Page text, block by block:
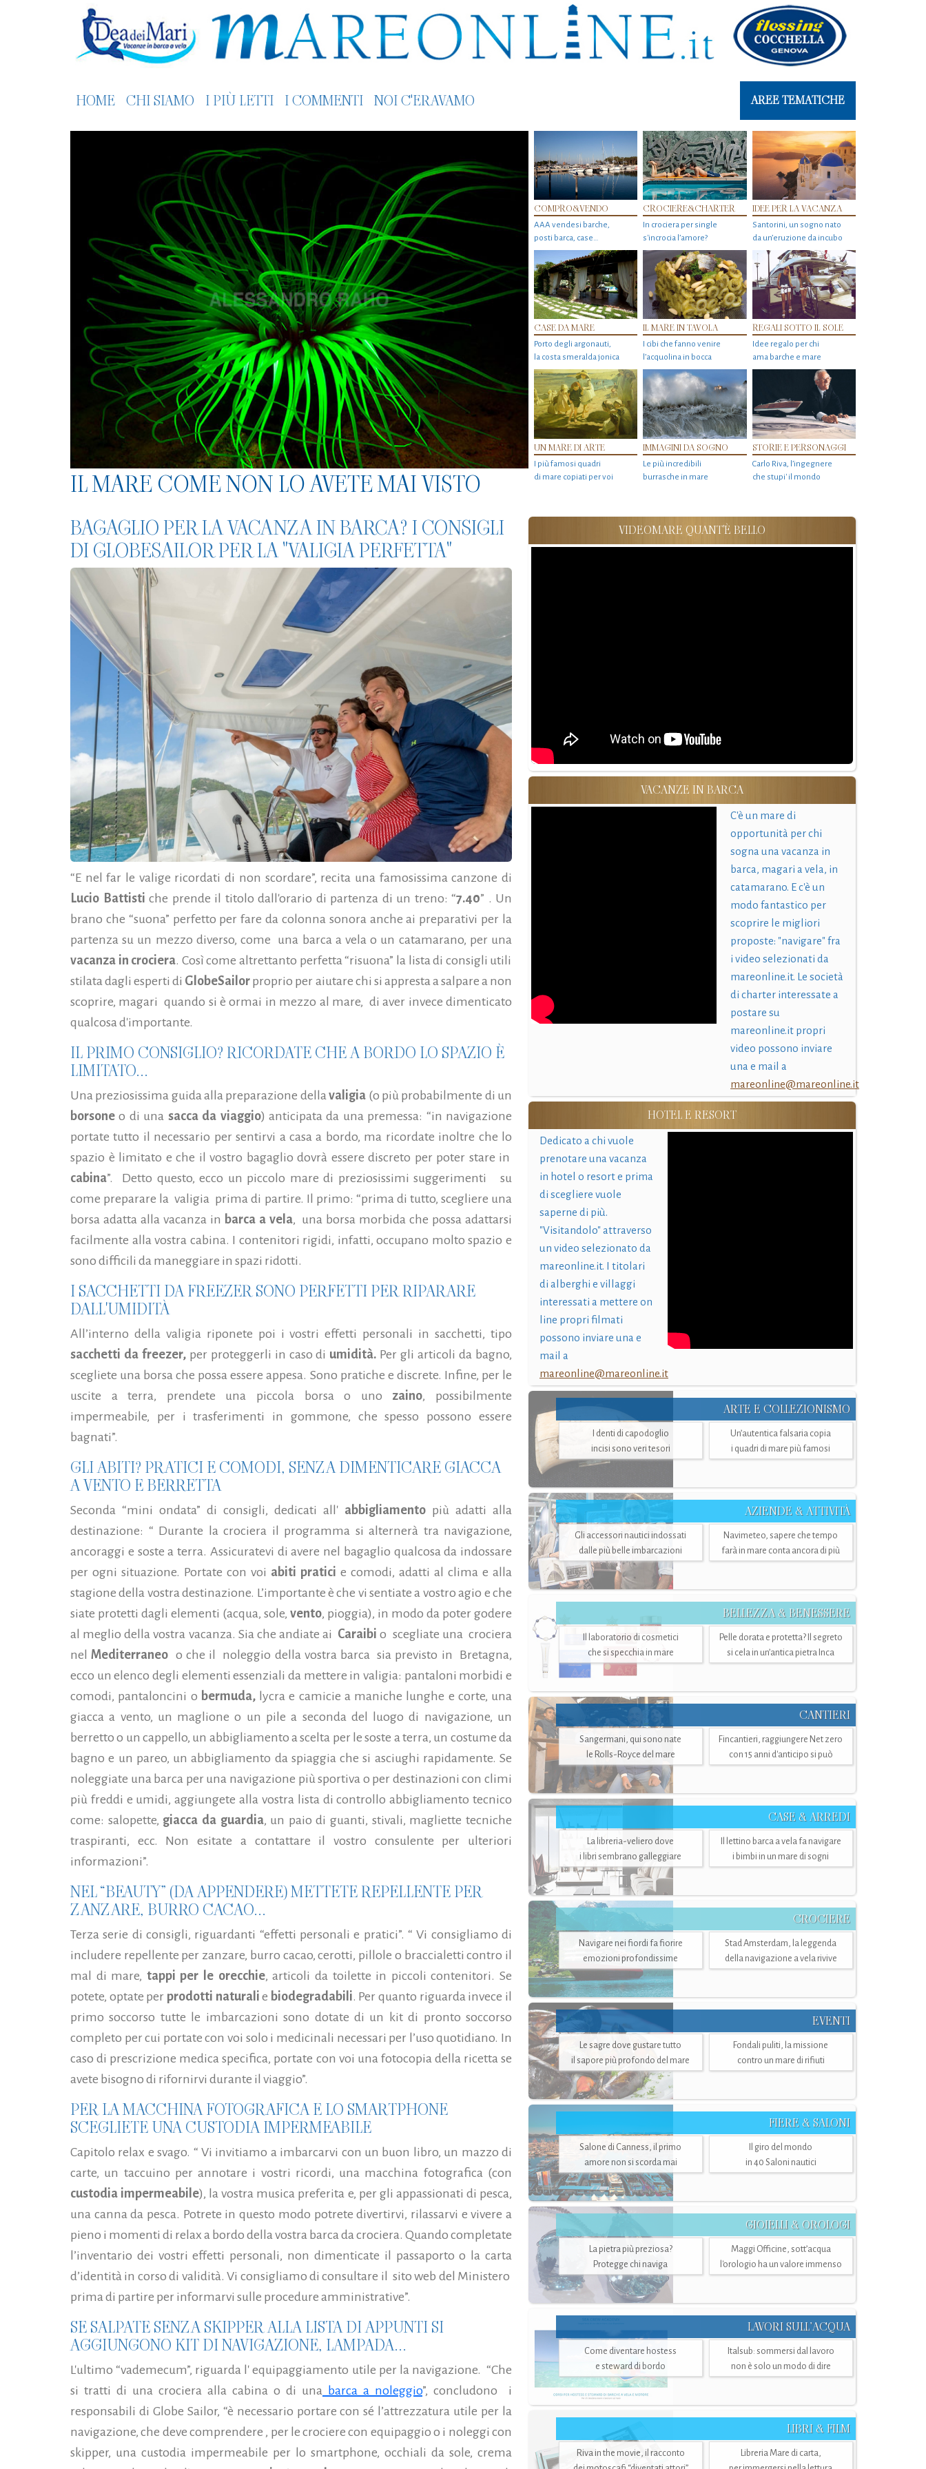
HOME CHI SIAMO I PIÙ LETTI I COMMENTI NOI C'ERAVAMO AREE TEMATICHE
IL MARE COME NON LO AVETE MAI VISTO
COMPRO&VENDO
AAA vendesi barche,
posti barca, case…
CROCIERE&CHARTER
In crociera per single
s'incrocia l’amore?
IDEE PER LA VACANZA
Santorini, un sogno nato
da un’eruzione da incubo
CASE DA MARE
Porto degli argonauti,
la costa smeralda jonica
IL MARE IN TAVOLA
I cibi che fanno venire
l’acquolina in bocca
REGALI SOTTO IL SOLE
Idee regalo per chi
ama barche e mare
UN MARE DI ARTE
I più famosi quadri
di mare copiati per voi
IMMAGINI DA SOGNO
Le più incredibili
burrasche in mare
STORIE E PERSONAGGI
Carlo Riva, l’ingegnere
che stupi' il mondo
BAGAGLIO PER LA VACANZA IN BARCA? I CONSIGLI
DI GLOBESAILOR PER LA "VALIGIA PERFETTA"
“E nel far le valige ricordati di non scordare”, recita una famosissima canzone di
Lucio Battisti che prende il titolo dall'orario di partenza di un treno: “7.40” . Un
brano che “suona” perfetto per fare da colonna sonora anche ai preparativi per la
partenza su un mezzo diverso, come una barca a vela o un catamarano, per una
vacanza in crociera. Così come altrettanto perfetta “risuona” la lista di consigli utili
stilata dagli esperti di GlobeSailor proprio per aiutare chi si appresta a salpare a non
scoprire, magari quando si è ormai in mezzo al mare, di aver invece dimenticato
qualcosa d'importante.
IL PRIMO CONSIGLIO? RICORDATE CHE A BORDO LO SPAZIO È
LIMITATO...
Una preziosissima guida alla preparazione dellavaligia (o più probabilmente di un
borsone o di una sacca da viaggio) anticipata da una premessa: “in navigazione
portate tutto il necessario per sentirvi a casa a bordo, ma ricordate inoltre che lo
spazio è limitato e che il vostro bagaglio dovrà essere discreto per poter stare in
cabina”.
Detto questo, ecco un piccolo mare di preziosissimi suggerimenti su
come preparare la valigia prima di partire. Il primo: “prima di tutto, scegliere una
borsa adatta alla vacanza in barca a vela, una borsa morbida che possa adattarsi
facilmente alla vostra cabina. I contenitori rigidi, infatti, occupano molto spazio e
sono difficili da maneggiare in spazi ridotti.
I SACCHETTI DA FREEZER SONO PERFETTI PER RIPARARE
DALL'UMIDITÀ
All’interno della valigia riponete poi i vostri effetti personali in sacchetti, tipo
sacchetti da freezer,per proteggerli in caso di umidità. Per gli articoli da bagno,
scegliete una borsa che possa essere appesa. Sono pratiche e discrete. Infine, per le
uscite a terra, prendete una piccola borsa o uno zaino, possibilmente
impermeabile, per i trasferimenti in gommone, che spesso possono essere
bagnati”.
GLI ABITI? PRATICI E COMODI, SENZA DIMENTICARE GIACCA
A VENTO E BERRETTA
Seconda “mini ondata” di consigli, dedicati all' abbigliamento più adatti alla
destinazione: “ Durante la crociera il programma si alternerà tra navigazione,
ancoraggi e soste a terra. Assicuratevi di avere nel bagaglio qualcosa da indossare
per ogni situazione. Portate con voi abiti pratici e comodi, adatti al clima e alla
stagione della vostra destinazione. L’importante è che vi sentiate a vostro agio e che
siate protetti dagli elementi (acqua, sole, vento, pioggia), in modo da poter godere
al meglio della vostra vacanza. Sia che andiate ai Caraibi o scegliate una crociera
nelMediterraneo o che il noleggio della vostra barca sia previsto in Bretagna,
ecco un elenco degli elementi essenziali da mettere in valigia: pantaloni morbidi e
comodi, pantaloncini o bermuda,lycra e camicie a maniche lunghe e corte, una
giacca a vento, un maglione o un pile a seconda del luogo di navigazione, un
berretto o un cappello, un abbigliamento a scelta per le soste a terra, un costume da
bagno e un pareo, un abbigliamento da spiaggia che si asciughi rapidamente. Se
noleggiate una barca per una navigazione più sportiva o per destinazioni con climi
più freddi e umidi, aggiungete alla vostra lista di controllo abbigliamento tecnico
come: salopette, giacca da guardia, un paio di guanti, stivali, magliette tecniche
traspiranti, ecc. Non esitate a contattare il vostro consulente per ulteriori
informazioni”.
NEL “BEAUTY” (DA APPENDERE) METTETE REPELLENTE PER
ZANZARE, BURRO CACAO...
Terza serie di consigli, riguardanti “effetti personali e pratici”. “ Vi consigliamo di
includere repellente per zanzare, burro cacao, cerotti, pillole o braccialetti contro il
mal di mare, tappi per le orecchie, articoli da toilette in piccoli contenitori. Se
potete, optate per prodotti naturali e biodegradabili. Per quanto riguarda invece il
primo soccorso tutte le imbarcazioni sono dotate di un kit di pronto soccorso
completo per cui portate con voi solo i medicinali necessari per l’uso quotidiano. In
caso di prescrizione medica specifica, portate con voi una fotocopia della ricetta se
avete bisogno di rifornirvi durante il viaggio”.
PER LA MACCHINA FOTOGRAFICA E LO SMARTPHONE
SCEGLIETE UNA CUSTODIA IMPERMEABILE
Capitolo relax e svago. “ Vi invitiamo a imbarcarvi con un buon libro, un mazzo di
carte, un taccuino per annotare i vostri ricordi, una macchina fotografica (con
custodia impermeabile), la vostra musica preferita e, per gli appassionati di pesca,
una canna da pesca. Potrete in questo modo potrete divertirvi, rilassarvi e vivere a
pieno i momenti di relax a bordo della vostra barca da crociera. Quando completate
l’inventario dei vostri effetti personali, non dimenticate il passaporto o la carta
d’identità in corso di validità. Vi consigliamo di consultare il sito web del Ministero
prima di partire per informarvi sulle procedure amministrative”.
SE SALPATE SENZA SKIPPER ALLA LISTA DI APPUNTI SI
AGGIUNGONO KIT DI NAVIGAZIONE, LAMPADA...
L'ultimo “vademecum”, riguarda l' equipaggiamento utile per la navigazione. “Che
si tratti di una crociera alla cabina o di una barca a noleggio”, concludono
i
responsabili di Globe Sailor, “è necessario portare con sé l’attrezzatura utile per la
navigazione, che deve comprendere , per le crociere con equipaggio o i noleggi con
skipper, una custodia impermeabile per lo smartphone, occhiali da sole, crema
VIDEOMARE QUANT'È BELLO
VACANZE IN BARCA
C'è un mare di
opportunità per chi
sogna una vacanza in
barca, magari a vela, in
catamarano. E c'è un
modo fantastico per
scoprire le migliori
proposte: "navigare" fra
i video selezionati da
mareonline.it. Le società
di charter interessate a
postare su
mareonline.it propri
video possono inviare
una e mail a
mareonline@mareonline.it
HOTEL E RESORT
Dedicato a chi vuole
prenotare una vacanza
in hotel o resort e prima
di scegliere vuole
saperne di più.
"Visitandolo" attraverso
un video selezionato da
mareonline.it. I titolari
di alberghi e villaggi
interessati a mettere on
line propri filmati
possono inviare una e
mail a
mareonline@mareonline.it
ARTE E COLLEZIONISMO
I denti di capodoglio
incisi sono veri tesori
Un’autentica falsaria copia
i quadri di mare più famosi
AZIENDE & ATTIVITÀ
Gli accessori nautici indossati
dalle più belle imbarcazioni
Navimeteo, sapere che tempo
farà in mare conta ancora di più
BELLEZZA & BENESSERE
Il laboratorio di cosmetici
che si specchia in mare
Pelle dorata e protetta? Il segreto
si cela in un’antica pietra Inca
CANTIERI
Sangermani, qui sono nate
le Rolls-Royce del mare
Fincantieri, raggiungere Net zero
con 15 anni d'anticipo si può
CASE & ARREDI
La libreria-veliero dove
i libri sembrano galleggiare
Il lettino barca a vela fa navigare
i bimbi in un mare di sogni
CROCIERE
Navigare nei fiordi fa fiorire
emozioni profondissime
Stad Amsterdam, la leggenda
della navigazione a vela rivive
EVENTI
Le sagre dove gustare tutto
il sapore più profondo del mare
Fondali puliti, la missione
contro un mare di rifiuti
FIERE & SALONI
Salone di Canness, il primo
amore non si scorda mai
Il giro del mondo
in 40 Saloni nautici
GIOIELLI & OROLOGI
La pietra più preziosa?
Protegge chi naviga
Maggi Officine, sott’acqua
l'orologio ha un valore immenso
LAVORI SULL’ACQUA
Come diventare hostess
e steward di bordo
Italsub: sommersi dal lavoro
non è solo un modo di dire
LIBRI & FILM
Riva in the movie, il racconto
Libreria Mare di carta,